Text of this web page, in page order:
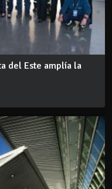
del Este amplía la